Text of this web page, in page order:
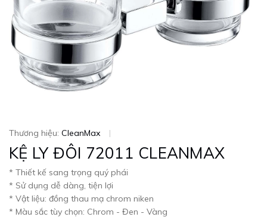
Thương hiệu: CleanMax |
KỆ LY ĐÔI 72011 CLEANMAX
* Thiết kế sang trọng quý phái
* Sử dụng dễ dàng, tiện lợi
* Vật liệu: đồng thau mạ chrom niken
* Màu sắc tùy chọn: Chrom - Đen - Vàng